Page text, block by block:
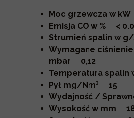
Moc grzewcza w
Emisja CO w % <
Strumień spalin w
Wymagane
mbar 0,12
Temperatura spalin
Pył mg/Nm³ 15
Wydajność /
Wysokość w mm